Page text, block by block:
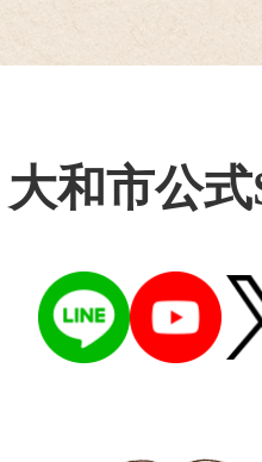
大和市公式